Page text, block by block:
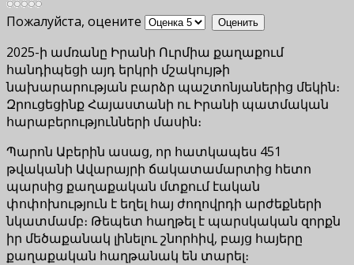
Пожалуйста, оцените
2025-ի ամռանը Իրանի Ուրմիա քաղաքում
հանդիպեցի այդ երկրի մշակույթի
նախարարության բարձր պաշտոնյաներից մեկին։
Զրուցեցինք Հայաստանի ու Իրանի պատմական
հարաբերությունների մասին։
Պարոն Աբերին ասաց, որ հատկապես 451
թվականի Ավարայրի ճակատամարտից հետո
պարսից քաղաքական մտքում էական
փոփոխություն է եղել հայ ժողովրդի արժեքների
նկատմամբ։ Թեպետ հաղթել է պարսկական զորքն
իր մեծաքանակ լինելու շնորհիվ, բայց հայերը
քաղաքական հաղթանակ են տարել։